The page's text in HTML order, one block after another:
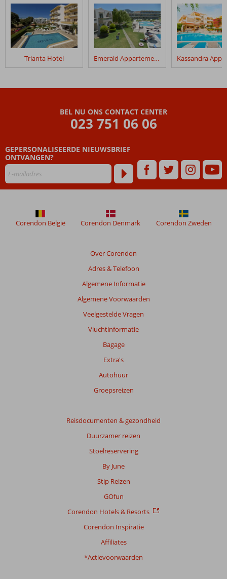
Trianta Hotel Emerald Appartementen
BEL NU ONS CONTACT CENTER
023 751 06 06
GEPERSONALISEERDE NIEUWSBRIEF
ONTVANGEN?
Over Corendon
Adres & Telefoon
Algemene Informatie
Algemene Voorwaarden
Veelgestelde Vragen
Vluchtinformatie
Bagage
Extra's
Autohuur
Groepsreizen
Reisdocumenten & gezondheid
Duurzamer reizen
Stoelreservering
By June
Stip Reizen
GOfun
Corendon Hotels & Resorts
Corendon Inspiratie
Affiliates
*Actievoorwaarden
Corendon België Corendon Denmark Corendon Zweden